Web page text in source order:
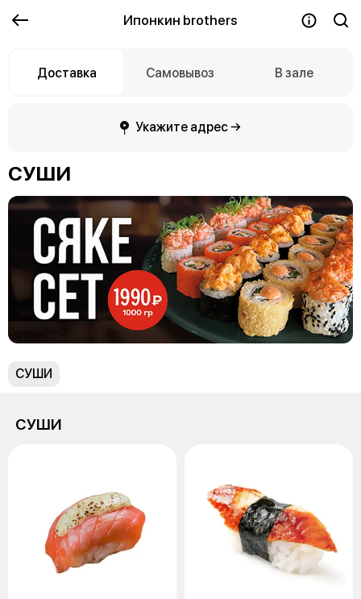
Ипонкин brothers
Доставка Самовывоз В зале
Укажите адрес →
СУШИ
СУШИ
СУШИ